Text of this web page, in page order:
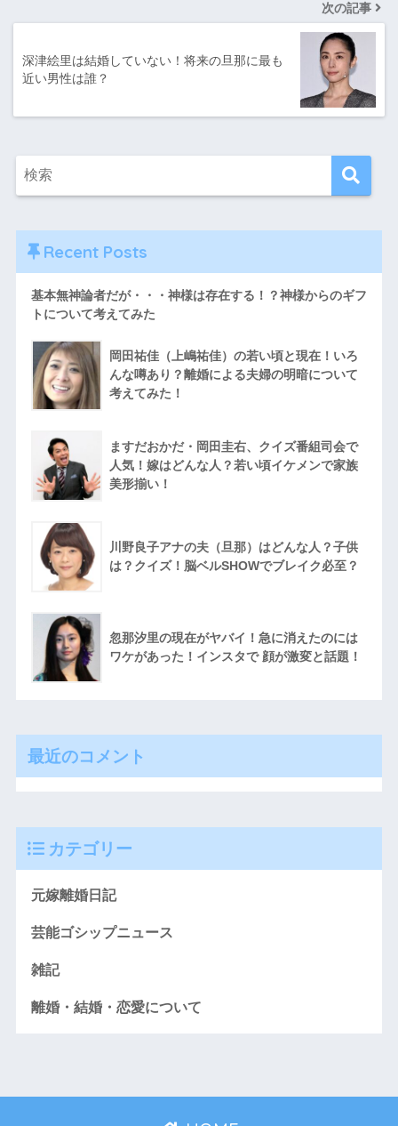
次の記事
深津絵里は結婚していない！将来の旦那に最も
近い男性は誰？
Recent Posts
基本無神論者だが・・・神様は存在する！？神様からのギフ
トについて考えてみた
岡田祐佳（上嶋祐佳）の若い頃と現在！いろ
んな噂あり？離婚による夫婦の明暗について
考えてみた！
ますだおかだ・岡田圭右、クイズ番組司会で
人気！嫁はどんな人？若い頃イケメンで家族
美形揃い！
川野良子アナの夫（旦那）はどんな人？子供
は？クイズ！脳ベルSHOWでブレイク必至？
忽那汐里の現在がヤバイ！急に消えたのには
ワケがあった！インスタで 顔が激変と話題！
最近のコメント
カテゴリー
元嫁離婚日記
芸能ゴシップニュース
雑記
離婚・結婚・恋愛について